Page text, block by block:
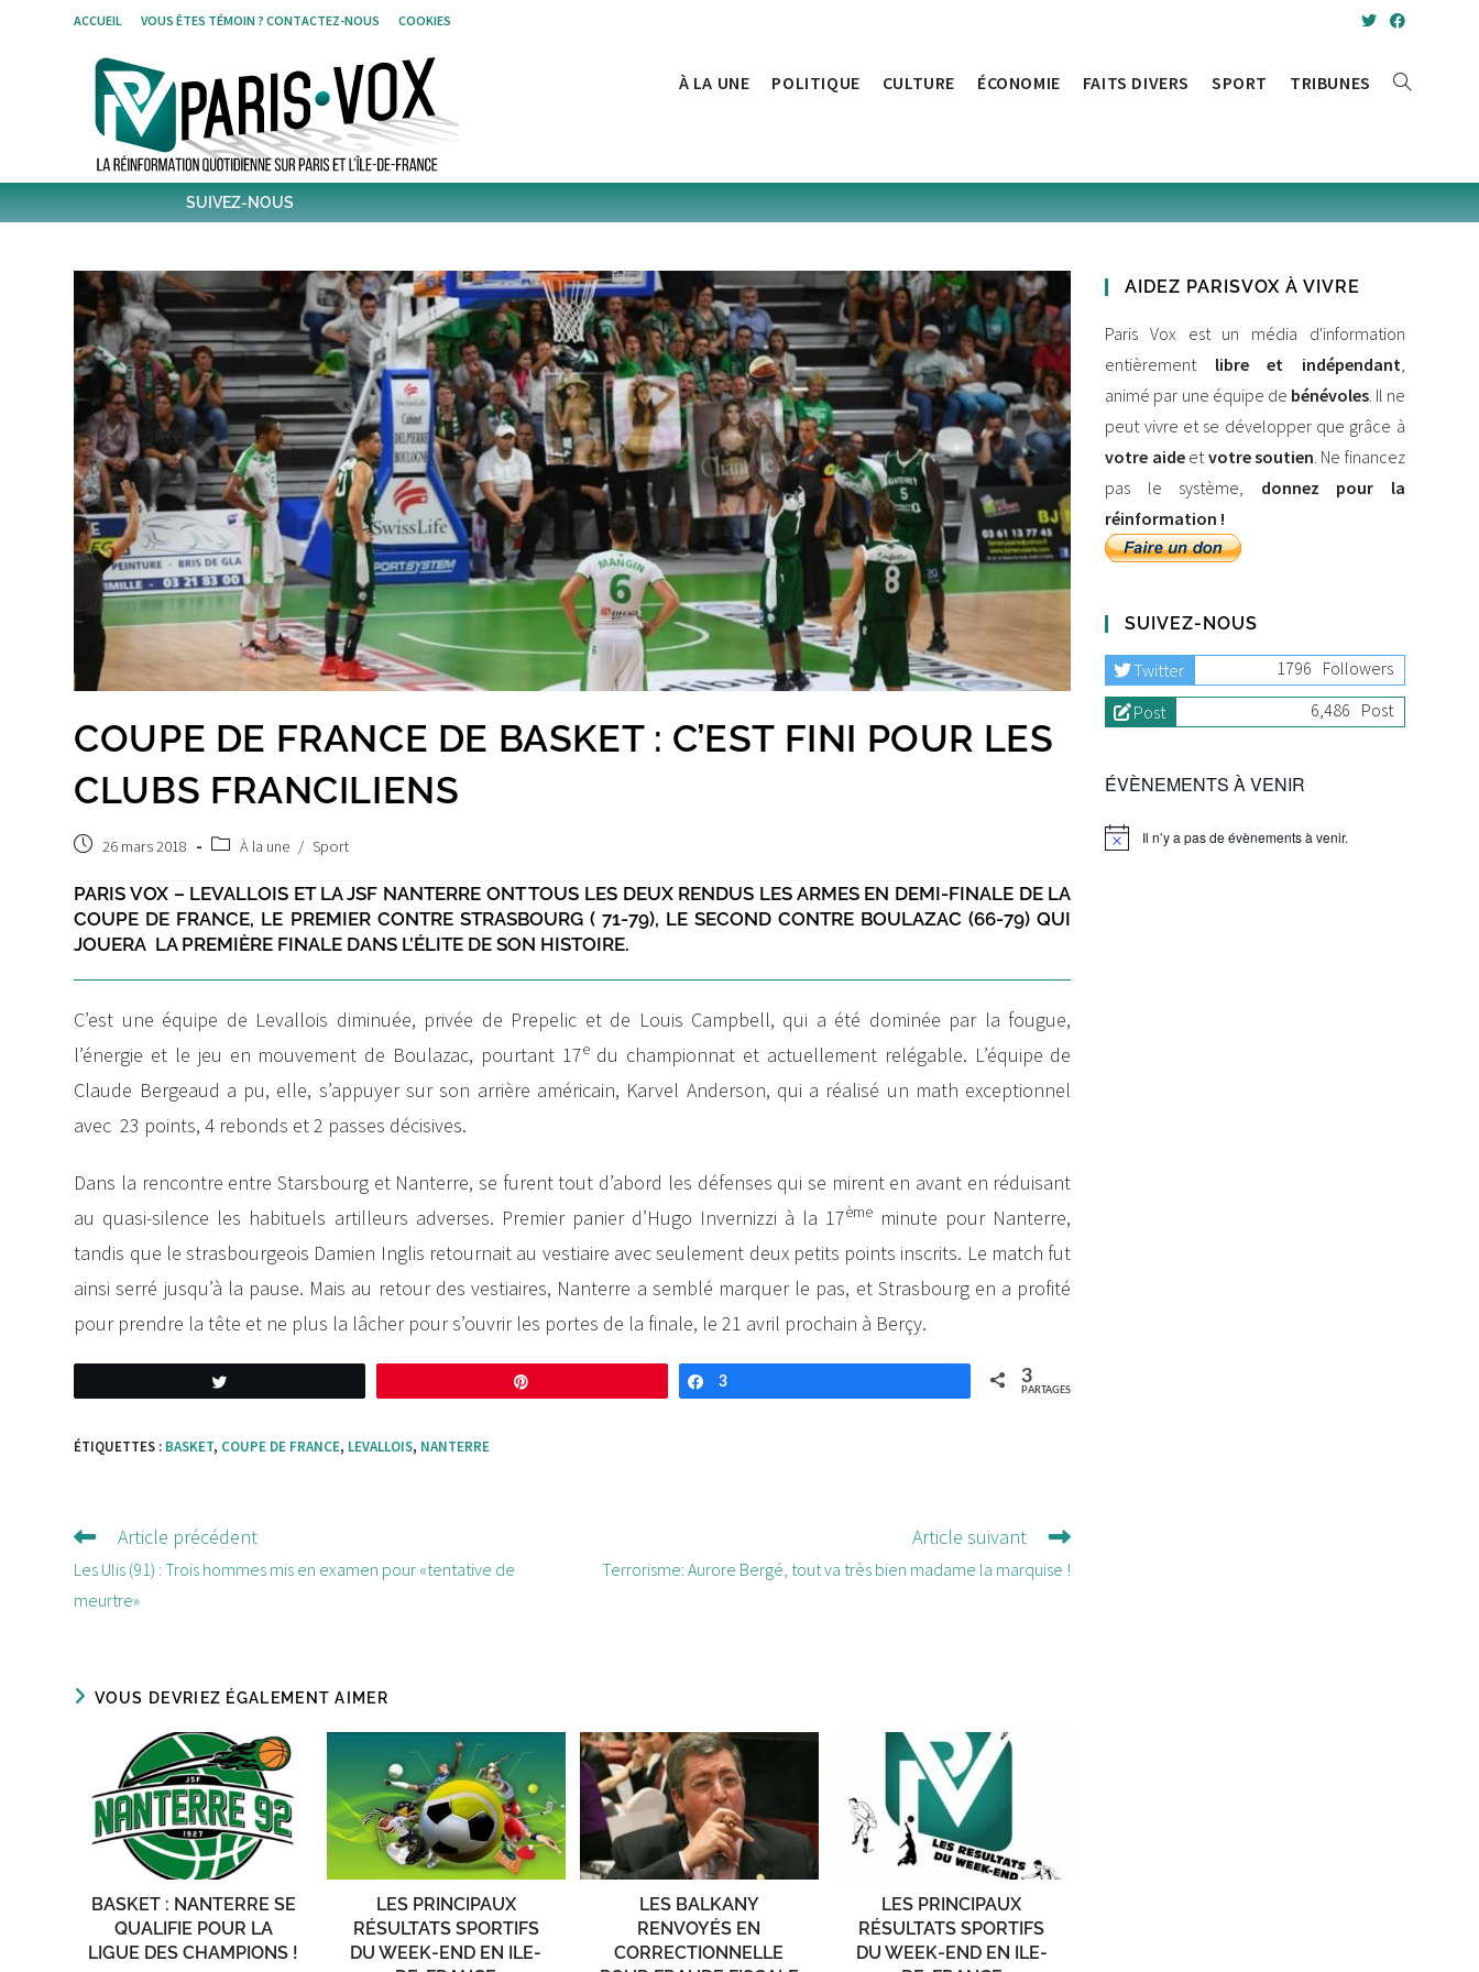
ACCUEIL VOUS ÊTES TÉMOIN ? CONTACTEZ-NOUS COOKIES
À LA UNE POLITIQUE CULTURE ÉCONOMIE FAITS DIVERS SPORT TRIBUNES TOGGLE
SUIVEZ-NOUS
Post
6,486 Post
COUPE DE FRANCE DE BASKET : C’EST FINI POUR LES
CLUBS FRANCILIENS
Publication
26 mars 2018
PostÀ la une / Sport
PARIS VOX – LEVALLOIS ET LA JSF NANTERRE ONT TOUS LES DEUX RENDUS LES ARMES EN DEMI-FINALE DE LA
COUPE DE FRANCE, LE PREMIER CONTRE STRASBOURG ( 71-79), LE SECOND CONTRE BOULAZAC (66-79) QUI
JOUERA LA PREMIÈRE FINALE DANS L’ÉLITE DE SON HISTOIRE.
C’est une équipe de Levallois diminuée, privée de Prepelic et de Louis Campbell, qui a été dominée par la fougue,
l’énergie et le jeu en mouvement de Boulazac, pourtant 17edu championnat et actuellement relégable. L’équipe de
Claude Bergeaud a pu, elle, s’appuyer sur son arrière américain, Karvel Anderson, qui a réalisé un math exceptionnel
avec 23 points, 4 rebonds et 2 passes décisives.
Dans la rencontre entre Starsbourg et Nanterre, se furent tout d’abord les défenses qui se mirent en avant en réduisant
au quasi-silence les habituels artilleurs adverses. Premier panier d’Hugo Invernizzi à la 17ème minute pour Nanterre,
tandis que le strasbourgeois Damien Inglis retournait au vestiaire avec seulement deux petits points inscrits. Le match fut
ainsi serré jusqu’à la pause. Mais au retour des vestiaires, Nanterre a semblé marquer le pas, et Strasbourg en a profité
pour prendre la tête et ne plus la lâcher pour s’ouvrir les portes de la finale, le 21 avril prochain à Berçy.
Partagez
3 3
PARTAGES
ÉTIQUETTES : BASKET, COUPE DE FRANCE, LEVALLOIS, NANTERRE
Lire
d'autres
articles
Article précédent
Les Ulis (91) : Trois hommes mis en examen pour «tentative de
meurtre»
Article suivant
Terrorisme: Aurore Bergé, tout va très bien madame la marquise !
VOUS DEVRIEZ ÉGALEMENT AIMER
BASKET : NANTERRE SE
QUALIFIE POUR LA
LIGUE DES CHAMPIONS !
LES PRINCIPAUX
RÉSULTATS SPORTIFS
DU WEEK-END EN ILE-
LES BALKANY
RENVOYÉS EN
CORRECTIONNELLE
LES PRINCIPAUX
RÉSULTATS SPORTIFS
DU WEEK-END EN ILE-
AIDEZ PARISVOX À VIVRE
Paris Vox est un média d'information
entièrement libre et indépendant,
animé par une équipe de bénévoles. Il ne
peut vivre et se développer que grâce à
votre aideetvotre soutien. Ne financez
pas le système, donnez pour la
réinformation !
SUIVEZ-NOUS
Twitter 1796 Followers
Post
6,486 Post
ÉVÈNEMENTS À VENIR
Il n’y a pas de évènements à venir.